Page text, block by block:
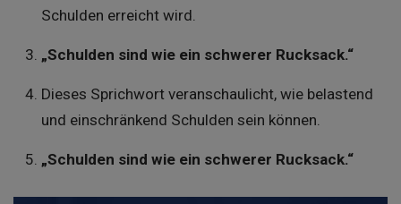
Schulden erreicht wird.
„Schulden sind wie ein schwerer Rucksack.“
Dieses Sprichwort veranschaulicht, wie belastend
und einschränkend Schulden sein können.
„Schulden sind wie ein schwerer Rucksack.“